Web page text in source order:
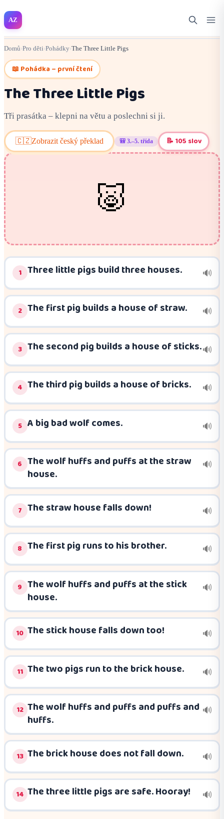
AZ
Domů›Pro děti›Pohádky›The Three Little Pigs
📖 Pohádka – první čtení
The Three Little Pigs
Tři prasátka – klepni na větu a poslechni si ji.
🇨🇿Zobrazit český překlad 🎒 3.–5. třída 📝 105 slov
🐷
1 Three little pigs build three houses. 🔊
2 The first pig builds a house of straw. 🔊
3 The second pig builds a house of sticks.🔊
4 The third pig builds a house of bricks. 🔊
5 A big bad wolf comes. 🔊
6 The wolf huffs and puffs at the straw
house.
🔊
7 The straw house falls down! 🔊
8 The first pig runs to his brother. 🔊
9 The wolf huffs and puffs at the stick
house.
🔊
10 The stick house falls down too! 🔊
11 The two pigs run to the brick house. 🔊
12 The wolf huffs and puffs and puffs and
huffs.
🔊
13 The brick house does not fall down. 🔊
14 The three little pigs are safe. Hooray! 🔊